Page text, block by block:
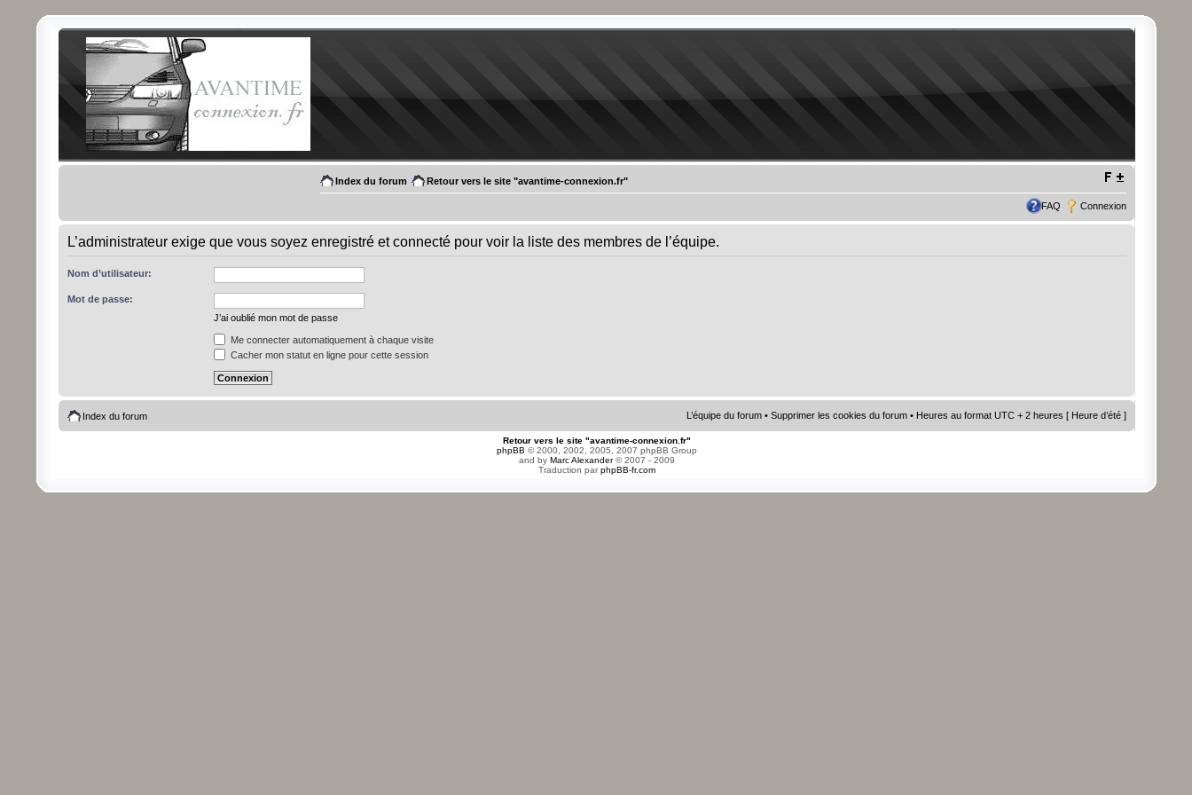
Index du forum Retour vers le site "avantime-connexion.fr"
FAQ Connexion
L’administrateur exige que vous soyez enregistré et connecté pour voir la liste des membres de l’équipe.
Nom d’utilisateur:
Mot de passe:
J’ai oublié mon mot de passe
Me connecter automatiquement à chaque visite
Cacher mon statut en ligne pour cette session
Index du forum L’équipe du forum •Supprimer les cookies du forum • Heures au format UTC + 2 heures [ Heure d’été ]
Retour vers le site "avantime-connexion.fr"
phpBB © 2000, 2002, 2005, 2007 phpBB Group
and by Marc Alexander© 2007 - 2009
Traduction parphpBB-fr.com